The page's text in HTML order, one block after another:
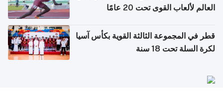
العالم لألعاب القوى تحت 20 عامًا
قطر في المجموعة الثالثة القوية بكأس آسيا
لكرة السلة تحت 18 سنة